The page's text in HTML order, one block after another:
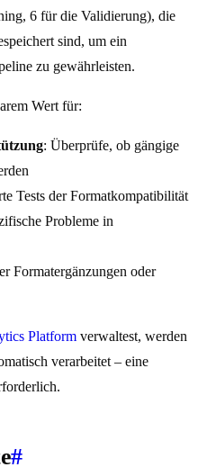
6 für die Validierung), die
sind, um ein
zu gewährleisten.
Wert für:
: Überprüfe, ob gängige
Tests der Formatkompatibilität
Probleme in
Formatergänzungen oder
Platform verwaltest, werden
verarbeitet – eine
#